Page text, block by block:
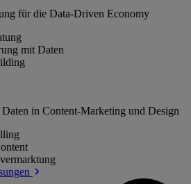
für die Data-Driven Economy
mit Daten
in Content-Marketing und Design